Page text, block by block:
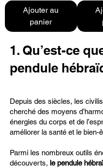
Ajouter au
panier
1. Qu’est-ce
pendule
Depuis des siècles, les
cherché des moyens
énergies du corps et de
améliorer la santé et le bien-
Parmi les nombreux outils
découverts, le pendule